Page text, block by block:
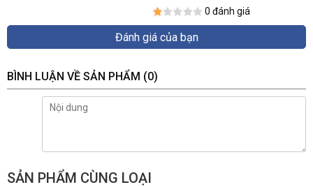
0 đánh giá
Đánh giá của bạn
BÌNH LUẬN VỀ SẢN PHẨM (0)
SẢN PHẨM CÙNG LOẠI